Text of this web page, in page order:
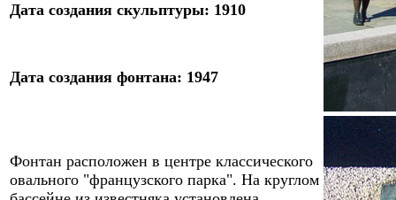
Дата создания скульптуры: 1910
Дата создания фонтана: 1947
Фонтан расположен в центре классического
овального "французского парка". На круглом